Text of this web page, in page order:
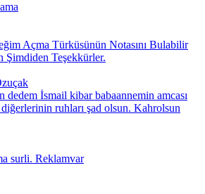
Açma Türküsünün Notasını Bulabilir
Teşekkürler.
dedem İsmail kibar babaannemin amcası
ruhları şad olsun. Kahrolsun
surli. Reklamvar